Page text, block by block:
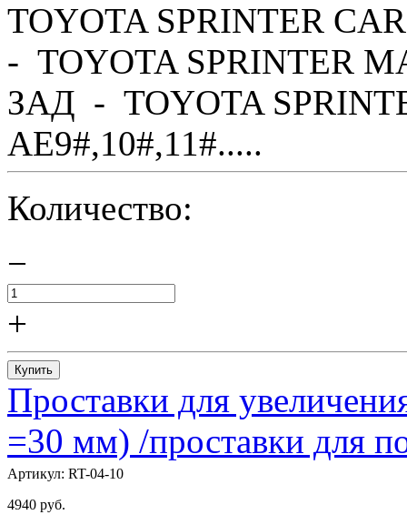
TOYOTA SPRINTER
- TOYOTA SPRINTER
ЗАД - TOYOTA
AE9#,10#,11#.....
Количество:
−
+
Купить
Проставки для
=30 мм) /проставки для
Артикул: RT-04-10
4940 руб.